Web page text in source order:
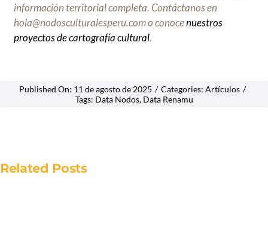
información territorial completa. Contáctanos en
hola@nodosculturalesperu.com o conocenuestros
proyectos de cartografía cultural.
Published On: 11 de agosto de 2025 / Categories: Artículos /
Tags: Data Nodos, Data Renamu
Related Posts